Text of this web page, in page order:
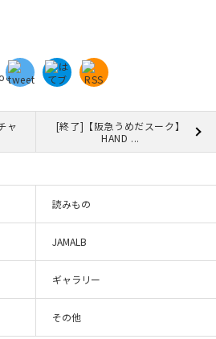
ャ
[終了]【阪急うめだスーク】
HAND ...
読みもの
JAMALB
ギャラリー
その他